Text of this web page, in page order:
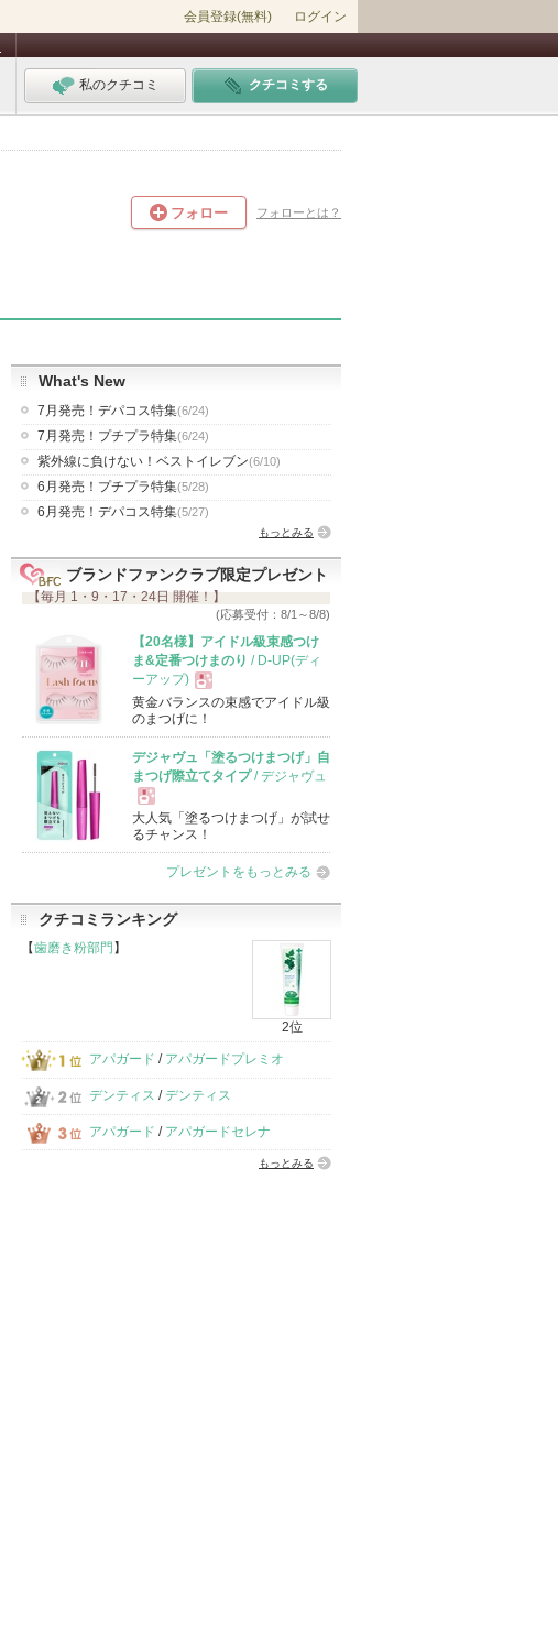
会員登録(無料) ログイン
私のクチコミ クチコミする
フォロー フォローとは？
What's New
7月発売！デパコス特集(6/24)
7月発売！プチプラ特集(6/24)
紫外線に負けない！ベストイレブン(6/10)
6月発売！プチプラ特集(5/28)
6月発売！デパコス特集(5/27)
もっとみる
ブランドファンクラブ限定プレゼント
【毎月 1・9・17・24日 開催！】
(応募受付：8/1～8/8)
【20名様】アイドル級束感つけ
ま&定番つけまのり / D-UP(ディ
ーアップ)
現
品
黄金バランスの束感でアイドル級
のまつげに！
デジャヴュ「塗るつけまつげ」自
まつげ際立てタイプ/ デジャヴュ
現
大人気「塗るつけまつげ」が試せ
るチャンス！
プレゼントをもっとみる
クチコミランキング
【歯磨き粉部門】
2位
アパガード / アパガードプレミオ
デンティス /デンティス
アパガード / アパガードセレナ
もっとみる